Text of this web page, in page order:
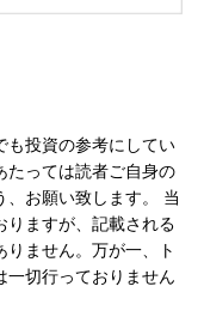
も投資の参考にしてい
たっては読者ご自身の
、お願い致します。 当
りますが、記載される
ません。万が一、ト
一切行っておりません